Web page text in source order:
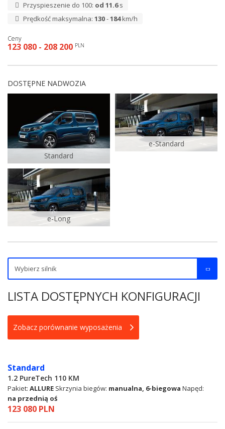
Przyspieszenie do 100: od 11.6s
Prędkość maksymalna:130-184km/h
Ceny
123 080 - 208 200 PLN
DOSTĘPNE NADWOZIA
Standard
e-Standard
e-Long
LISTA DOSTĘPNYCH KONFIGURACJI
Zobacz porównanie wyposażenia
Standard
1.2 PureTech 110 KM
Pakiet: ALLURE Skrzynia biegów: manualna, 6-biegowa Napęd:
na przednią oś
123 080 PLN